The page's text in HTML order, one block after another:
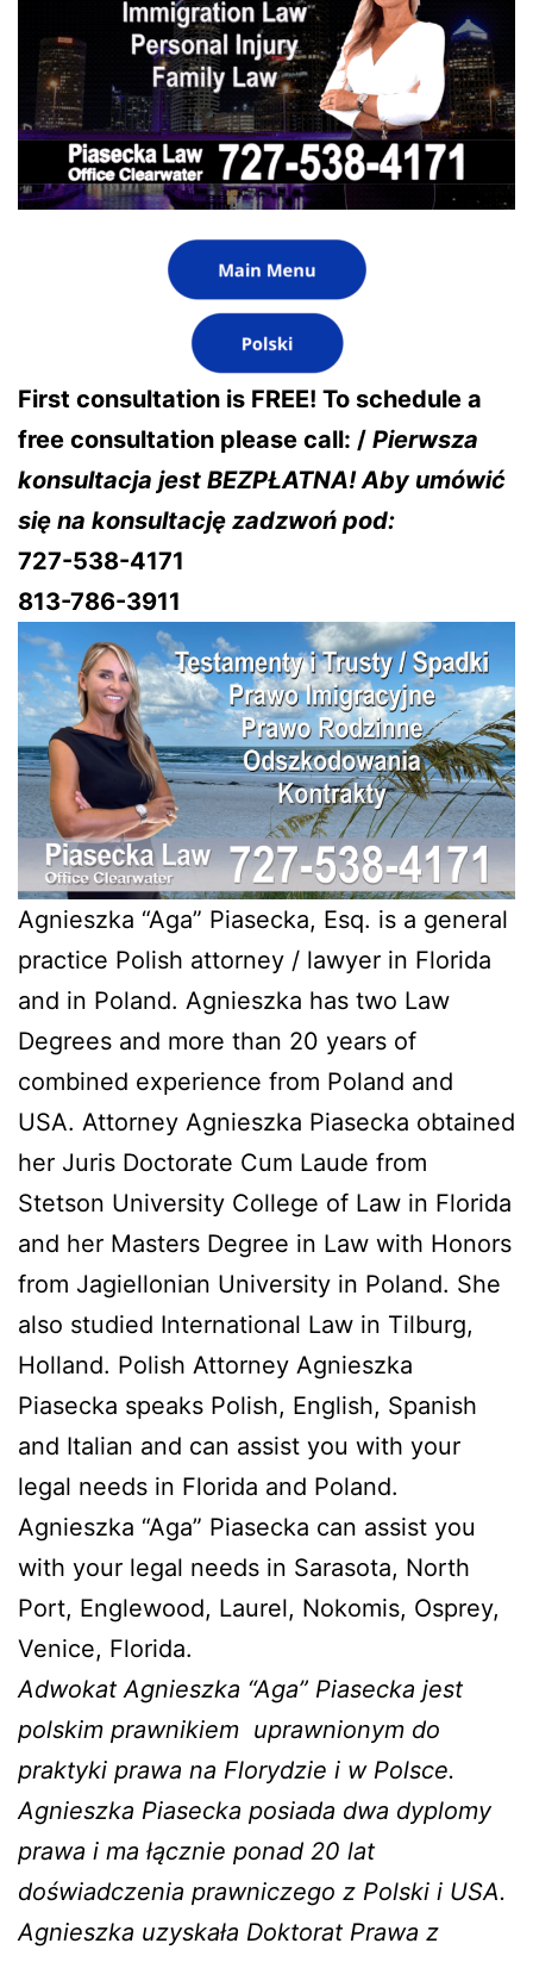
First consultation is FREE! To schedule a
free consultation please call: / Pierwsza
konsultacja jest BEZPŁATNA! Aby umówić
się na konsultację zadzwoń pod:
727-538-4171
813-786-3911
Agnieszka “Aga” Piasecka, Esq. is a general
practice Polish attorney / lawyer in Florida
and in Poland. Agnieszka has two Law
Degrees and more than 20 years of
combined experience from Poland and
USA. Attorney Agnieszka Piasecka obtained
her Juris Doctorate Cum Laude from
Stetson University College of Law in Florida
and her Masters Degree in Law with Honors
from Jagiellonian University in Poland. She
also studied International Law in Tilburg,
Holland. Polish Attorney Agnieszka
Piasecka speaks Polish, English, Spanish
and Italian and can assist you with your
legal needs in Florida and Poland.
Agnieszka “Aga” Piasecka can assist you
with your legal needs in Sarasota, North
Port, Englewood, Laurel, Nokomis, Osprey,
Venice, Florida.
Adwokat Agnieszka “Aga” Piasecka jest
polskim prawnikiem uprawnionym do
praktyki prawa na Florydzie i w Polsce.
Agnieszka Piasecka posiada dwa dyplomy
prawa i ma łącznie ponad 20 lat
doświadczenia prawniczego z Polski i USA.
Agnieszka uzyskała Doktorat Prawa z